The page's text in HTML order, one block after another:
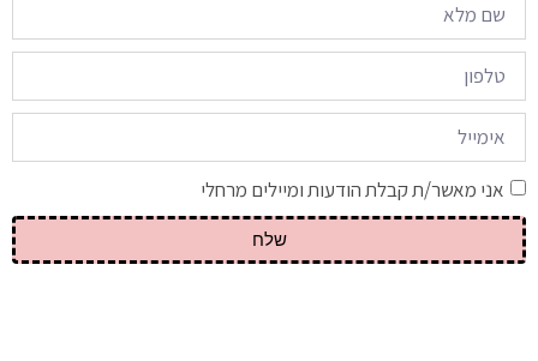
אני מאשר/ת קבלת הודעות ומיילים מרחלי
שלח